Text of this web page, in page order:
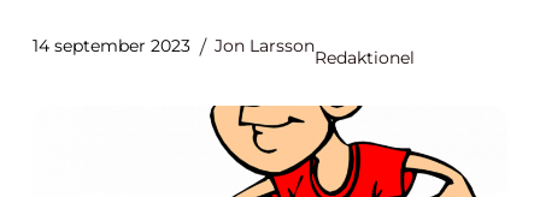
14 september 2023 Jon Larsson
Redaktionel